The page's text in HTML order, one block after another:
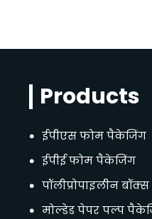
Products
ईपीएस फोम पैकेजिंग
ईपीई फोम पैकेजिंग
पॉलीप्रोपाइलीन बॉक्स
मोल्डेड पेपर पल्प